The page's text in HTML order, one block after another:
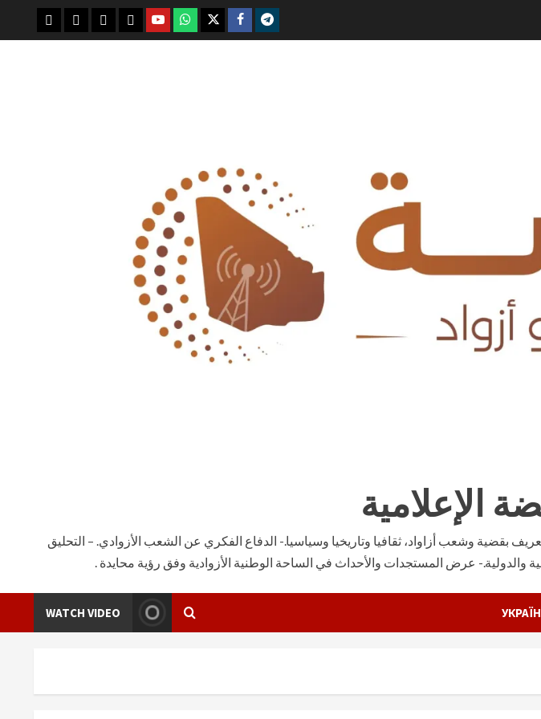
telegram
facebook
x
whatsap
youtube
الإعلامية
بقضية وشعب أزاواد، ثقافيا وتاريخيا وسياسيا.- الدفاع الفكري عن الشعب الأزوادي. – التحليق
عرض المستجدات والأحداث في الساحة الوطنية الأزوادية وفق رؤية محايدة .
WATCH VIDEO